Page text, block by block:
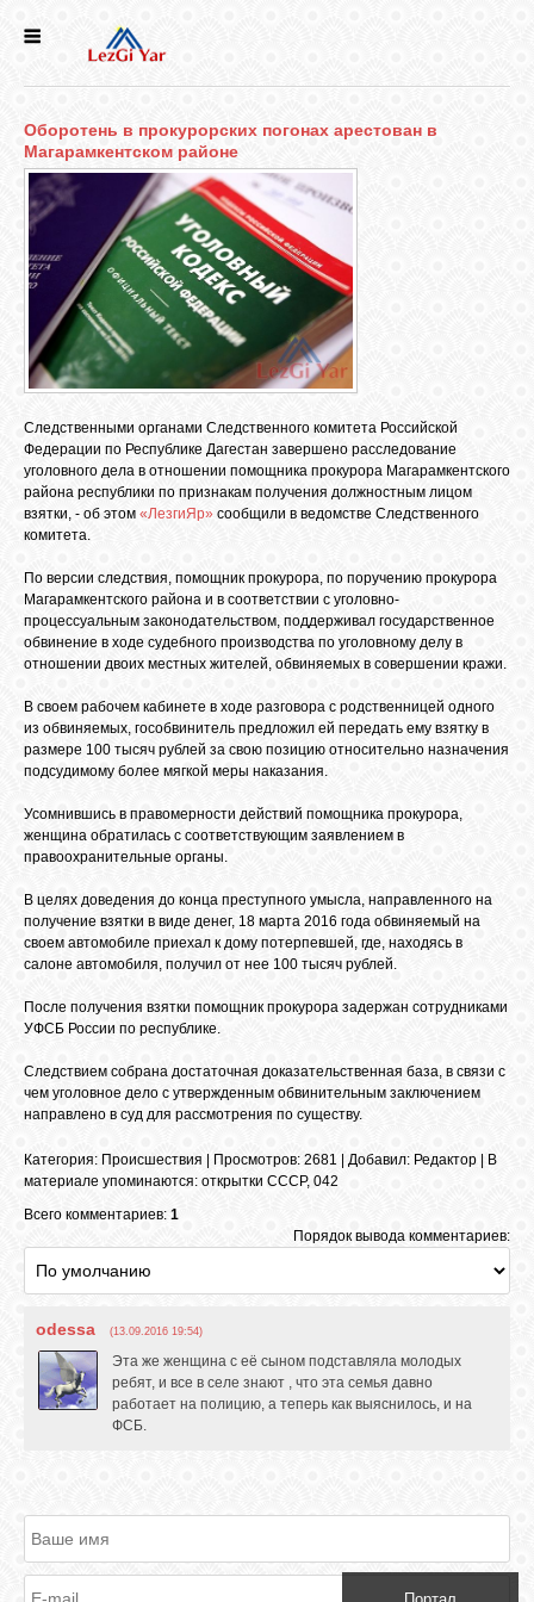
СЕЛА
ИСТОРИЯ
КУЛЬТУРА
ГОЛОС
ЛЕЗГИН
НАРОДЫ
БИБЛИОТЕКА
ФОРУМ
О САЙТЕ
ФОТО
ВИДЕО
ВОПРОСЫ /
ВХОД
Оборотень в прокурорских погонах арестован в
Магарамкентском районе
Следственными органами Следственного комитета Российской
Федерации по Республике Дагестан завершено расследование
уголовного дела в отношении помощника прокурора Магарамкентского
района республики по признакам получения должностным лицом
взятки, - об этом «ЛезгиЯр» сообщили в ведомстве Следственного
комитета.
По версии следствия, помощник прокурора, по поручению прокурора
Магарамкентского района и в соответствии с уголовно-
процессуальным законодательством, поддерживал государственное
обвинение в ходе судебного производства по уголовному делу в
отношении двоих местных жителей, обвиняемых в совершении кражи.
В своем рабочем кабинете в ходе разговора с родственницей одного
из обвиняемых, гособвинитель предложил ей передать ему взятку в
размере 100 тысяч рублей за свою позицию относительно назначения
подсудимому более мягкой меры наказания.
Усомнившись в правомерности действий помощника прокурора,
женщина обратилась с соответствующим заявлением в
правоохранительные органы.
В целях доведения до конца преступного умысла, направленного на
получение взятки в виде денег, 18 марта 2016 года обвиняемый на
своем автомобиле приехал к дому потерпевшей, где, находясь в
салоне автомобиля, получил от нее 100 тысяч рублей.
После получения взятки помощник прокурора задержан сотрудниками
УФСБ России по республике.
Следствием собрана достаточная доказательственная база, в связи с
чем уголовное дело с утвержденным обвинительным заключением
направлено в суд для рассмотрения по существу.
Категория: Происшествия | Просмотров: 2681 | Добавил: Редактор | В
материале упоминаются: открытки СССР, 042
Всего комментариев: 1
Порядок вывода комментариев:
odessa (13.09.2016 19:54)
Эта же женщина с её сыном подставляла молодых
ребят, и все в селе знают , что эта семья давно
работает на полицию, а теперь как выяснилось, и на
ФСБ.